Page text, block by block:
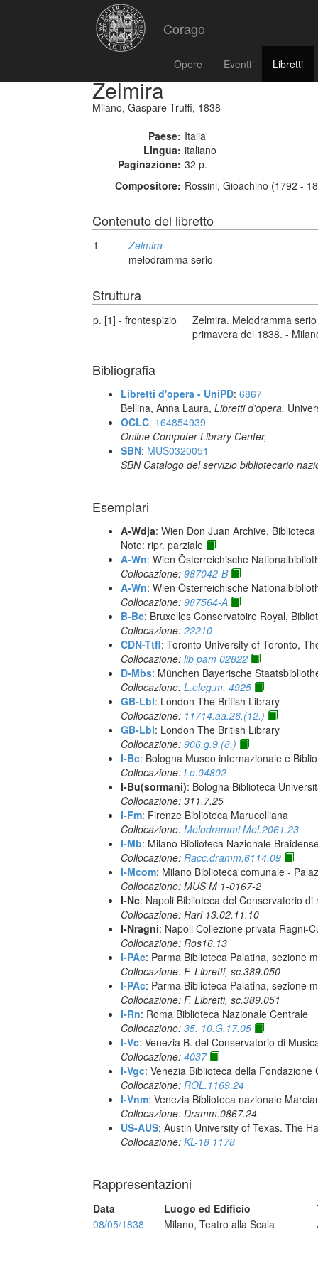
Corago
Opere Eventi Libretti
Zelmira
Milano, Gaspare Truffi, 1838
Paese: Italia
Lingua: italiano
Paginazione: 32 p.
Compositore: Rossini, Gioachino (1792 -
Contenuto del libretto
1
Zelmira
melodramma serio
Struttura
p. [1] - frontespizio
Zelmira. Melodramma
primavera del 1838. -
Bibliografia
Libretti d'opera - UniPD: 6867
Bellina, Anna Laura, Libretti d'opera,
OCLC: 164854939
Online Computer Library Center,
SBN: MUS0320051
SBN Catalogo del servizio bibliotecario
Esemplari
A-Wdja: Wien Don Juan Archive.
Note: ripr. parziale
A-Wn: Wien Österreichische
Collocazione: 987042-B
A-Wn: Wien Österreichische
Collocazione: 987564-A
B-Bc: Bruxelles Conservatoire Royal,
Collocazione: 22210
CDN-Ttfl: Toronto University of Toronto,
Collocazione: lib pam 02822
D-Mbs: München Bayerische
Collocazione: L.eleg.m. 4925
GB-Lbl: London The British Library
Collocazione: 11714.aa.26.(12.)
GB-Lbl: London The British Library
Collocazione: 906.g.9.(8.)
I-Bc: Bologna Museo internazionale e
Collocazione: Lo.04802
I-Bu(sormani): Bologna Biblioteca
Collocazione: 311.7.25
I-Fm: Firenze Biblioteca Marucelliana
Collocazione: Melodrammi Mel.2061.23
I-Mb: Milano Biblioteca Nazionale
Collocazione: Racc.dramm.6114.09
I-Mcom: Milano Biblioteca comunale -
Collocazione: MUS M 1-0167-2
I-Nc: Napoli Biblioteca del Conservatorio
Collocazione: Rari 13.02.11.10
I-Nragni: Napoli Collezione privata Ragni-
Collocazione: Ros16.13
I-PAc: Parma Biblioteca Palatina, sezione
Collocazione: F. Libretti, sc.389.050
I-PAc: Parma Biblioteca Palatina, sezione
Collocazione: F. Libretti, sc.389.051
I-Rn: Roma Biblioteca Nazionale Centrale
Collocazione: 35. 10.G.17.05
I-Vc: Venezia B. del Conservatorio di
Collocazione: 4037
I-Vgc: Venezia Biblioteca della Fondazione
Collocazione: ROL.1169.24
I-Vnm: Venezia Biblioteca nazionale
Collocazione: Dramm.0867.24
US-AUS: Austin University of Texas. The
Collocazione: KL-18 1178
Rappresentazioni
Data Luogo ed Edificio
08/05/1838
Milano, Teatro alla Scala